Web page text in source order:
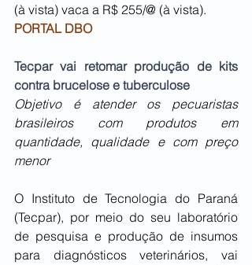
(à vista) vaca a R$ 255/@ (à vista).
PORTAL DBO
Tecpar vai retomar produção de kits
contra brucelose e tuberculose
Objetivo é atender os pecuaristas
brasileiros com produtos em
quantidade, qualidade e com preço
menor
O Instituto de Tecnologia do Paraná
(Tecpar), por meio do seu laboratório
de pesquisa e produção de insumos
para diagnósticos veterinários, vai